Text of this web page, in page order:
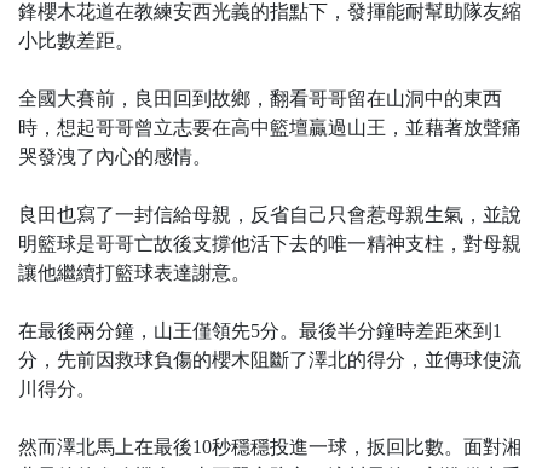
鋒櫻木花道在教練安西光義的指點下，發揮能耐幫助隊友縮
小比數差距。
全國大賽前，良田回到故鄉，翻看哥哥留在山洞中的東西
時，想起哥哥曾立志要在高中籃壇贏過山王，並藉著放聲痛
哭發洩了內心的感情。
良田也寫了一封信給母親，反省自己只會惹母親生氣，並說
明籃球是哥哥亡故後支撐他活下去的唯一精神支柱，對母親
讓他繼續打籃球表達謝意。
在最後兩分鐘，山王僅領先5分。最後半分鐘時差距來到1
分，先前因救球負傷的櫻木阻斷了澤北的得分，並傳球使流
川得分。
然而澤北馬上在最後10秒穩穩投進一球，扳回比數。面對湘